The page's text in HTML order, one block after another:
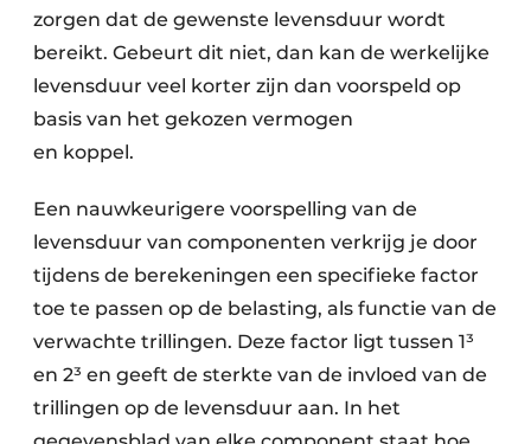
zorgen dat de gewenste levensduur wordt
bereikt. Gebeurt dit niet, dan kan de werkelijke
levensduur veel korter zijn dan voorspeld op
basis van het gekozen vermogen
en koppel.
Een nauwkeurigere voorspelling van de
levensduur van componenten verkrijg je door
tijdens de berekeningen een specifieke factor
toe te passen op de belasting, als functie van de
verwachte trillingen. Deze factor ligt tussen 1³
en 2³ en geeft de sterkte van de invloed van de
trillingen op de levensduur aan. In het